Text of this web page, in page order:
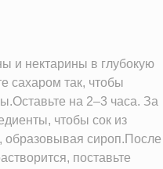
ч.л.
и нектарины в глубокую
сахаром так, чтобы
на 2–3 часа. За
чтобы сок из
сироп.После
поставьте